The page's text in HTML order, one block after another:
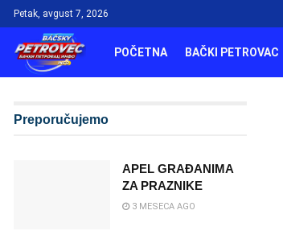
Petak, avgust 7, 2026
POČETNA BAČKI PETROVAC
Preporučujemo
APEL GRAĐANIMA
ZA PRAZNIKE
3 MESECA AGO